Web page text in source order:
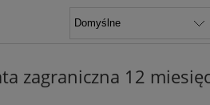
zagraniczna 12